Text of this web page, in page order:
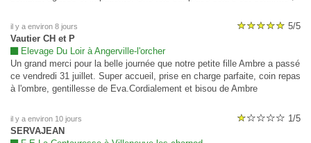
(elle souhaite nous laisser partir avec un cheval vieux mais calme selon
ses propos ) et est agacée en levant les bras au ciel lorsque nous lui
disons que nous préférons aller chercher le casque de vélo de notre fils.
Nous n’y sommes au final par retourne dans cette structure douteuse.
Fuyez fuyez fuyez svp. À Éviter.
il y a environ 8 jours
5/5
Vautier CH et P
Elevage Du Loir à Angerville-l'orcher
Un grand merci pour la belle journée que notre petite fille Ambre a passé
ce vendredi 31 juillet. Super accueil, prise en charge parfaite, coin repas
à l'ombre, gentillesse de Eva.Cordialement et bisou de Ambre
il y a environ 10 jours
1/5
SERVAJEAN